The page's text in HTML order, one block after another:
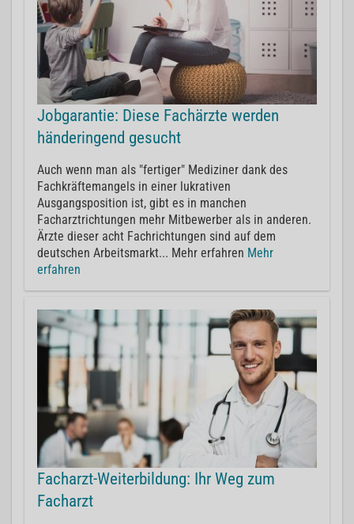
Jobgarantie: Diese Fachärzte werden
händeringend gesucht
Auch wenn man als "fertiger" Mediziner dank des
Fachkräftemangels in einer lukrativen
Ausgangsposition ist, gibt es in manchen
Facharztrichtungen mehr Mitbewerber als in anderen.
Ärzte dieser acht Fachrichtungen sind auf dem
deutschen Arbeitsmarkt... Mehr erfahren Mehr
erfahren
Facharzt-Weiterbildung: Ihr Weg zum
Facharzt